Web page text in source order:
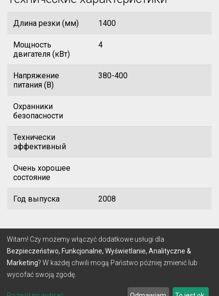
Длина резки (мм) 1400
Мощность
двигателя (кВт)
4
Напряжение
питания (В)
380-400
Охранники
безопасности
Технически
эффективный
Очень хорошее
состояние
Год выпуска 2008
© 2026 Lignum
УСЛОВИЯ ПОЛИТИКА КОНФИДЕНЦИАЛЬНОСТИ
Сделано с: icon пользователемmake-SOFT
Witam! Czy możemy włączyć dodatkowe usługi dla
Bezpieczeństwo, Funkcjonalne, Wyświetlanie, Analityczne &
Marketing? W każdej chwili mogą Państwo później zmienić lub
wycofać swoją zgodę.